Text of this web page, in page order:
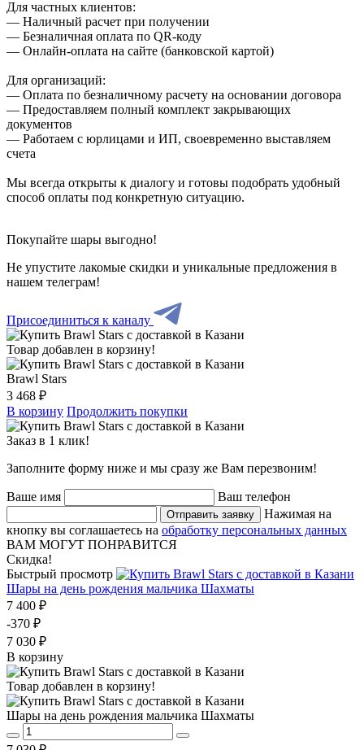
Для частных клиентов:
— Наличный расчет при получении
— Безналичная оплата по QR-коду
— Онлайн-оплата на сайте (банковской картой)
Для организаций:
— Оплата по безналичному расчету на основании договора
— Предоставляем полный комплект закрывающих
документов
— Работаем с юрлицами и ИП, своевременно выставляем
счета
Мы всегда открыты к диалогу и готовы подобрать удобный
способ оплаты под конкретную ситуацию.
Покупайте шары выгодно!
Не упустите лакомые скидки и уникальные предложения в
нашем телеграм!
Присоединиться к каналу
Товар добавлен в корзину!
Brawl Stars
3 468 ₽
В корзину Продолжить покупки
Заказ в 1 клик!
Заполните форму ниже и мы сразу же Вам перезвоним!
Ваше имя Ваш телефон
Отправить заявку
Нажимая на
кнопку вы соглашаетесь на обработку персональных данных
ВАМ МОГУТ ПОНРАВИТСЯ
Скидка!
Быстрый просмотр
Шары на день рождения мальчика Шахматы
7 400 ₽
-370 ₽
7 030 ₽
В корзину
Товар добавлен в корзину!
Шары на день рождения мальчика Шахматы